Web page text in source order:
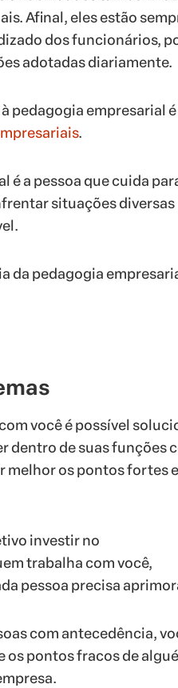
Afinal, eles estão
dos funcionários,
adotadas diariamente.
pedagogia empresarial é
.
é a pessoa que cuida
situações diversas
da pedagogia
você é possível
dentro de suas funções
melhor os pontos fortes e
investir no
trabalha com você,
pessoa precisa
com antecedência,
os pontos fracos de